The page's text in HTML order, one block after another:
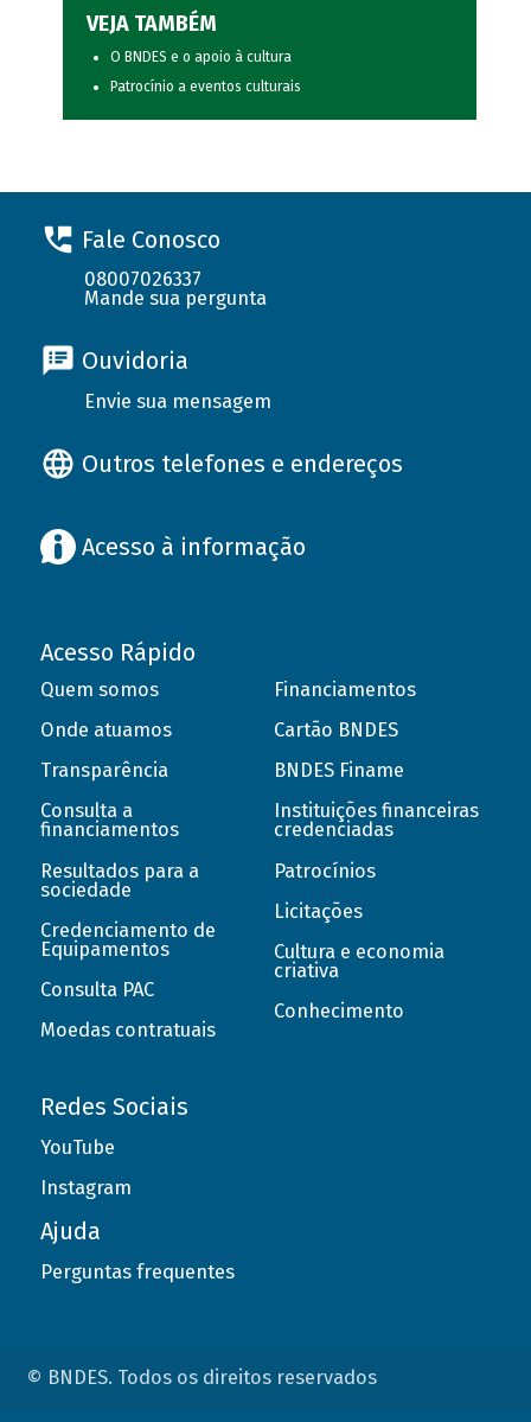
VEJA TAMBÉM
O BNDES e o apoio à cultura
Patrocínio a eventos culturais
Fale Conosco
08007026337
Mande sua pergunta
Ouvidoria
Envie sua mensagem
Outros telefones e endereços
Acesso à informação
Acesso Rápido
Quem somos
Onde atuamos
Transparência
Consulta a
financiamentos
Resultados para a
sociedade
Credenciamento de
Equipamentos
Consulta PAC
Moedas contratuais
Financiamentos
Cartão BNDES
BNDES Finame
Instituições financeiras
credenciadas
Patrocínios
Licitações
Cultura e economia
criativa
Conhecimento
Redes Sociais
YouTube
Instagram
Ajuda
Perguntas frequentes
© BNDES. Todos os direitos reservados